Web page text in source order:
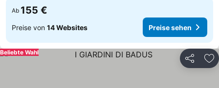
Ab 155 €
Preise von 14 Websites Preise sehen
Teilen
Beliebte Wahl